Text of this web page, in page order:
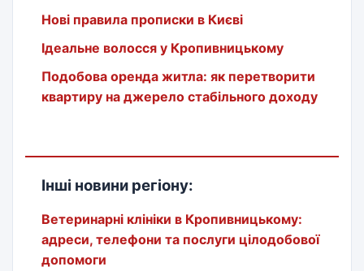
Нові правила прописки в Києві
Ідеальне волосся у Кропивницькому
Подобова оренда житла: як перетворити
квартиру на джерело стабільного доходу
Інші новини регіону:
Ветеринарні клініки в Кропивницькому:
адреси, телефони та послуги цілодобової
допомоги